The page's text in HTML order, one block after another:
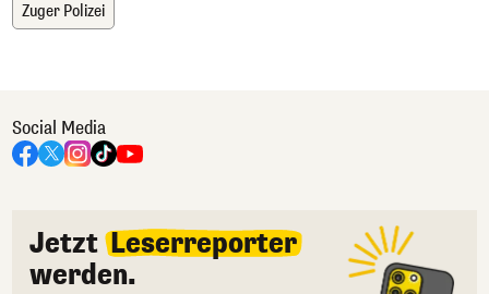
Zuger Polizei
Social Media
Jetzt Leserreporter
werden.